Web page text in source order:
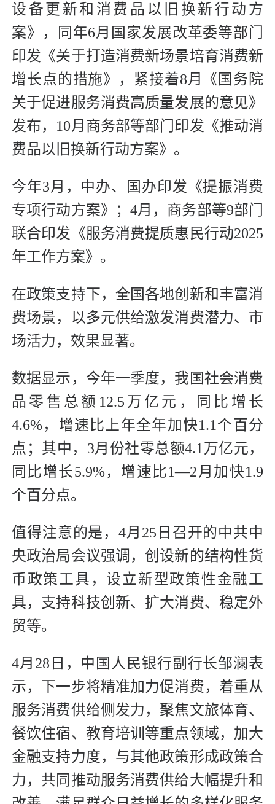
设备更新和消费品以旧换新行动方
案》，同年6月国家发展改革委等部门
印发《关于打造消费新场景培育消费新
增长点的措施》，紧接着8月《国务院
关于促进服务消费高质量发展的意见》
发布，10月商务部等部门印发《推动消
费品以旧换新行动方案》。
今年3月，中办、国办印发《提振消费
专项行动方案》；4月，商务部等9部门
联合印发《服务消费提质惠民行动2025
年工作方案》。
在政策支持下，全国各地创新和丰富消
费场景，以多元供给激发消费潜力、市
场活力，效果显著。
数据显示，今年一季度，我国社会消费
品零售总额12.5万亿元，同比增长
4.6%，增速比上年全年加快1.1个百分
点；其中，3月份社零总额4.1万亿元，
同比增长5.9%，增速比1—2月加快1.9
个百分点。
值得注意的是，4月25日召开的中共中
央政治局会议强调，创设新的结构性货
币政策工具，设立新型政策性金融工
具，支持科技创新、扩大消费、稳定外
贸等。
4月28日，中国人民银行副行长邹澜表
示，下一步将精准加力促消费，着重从
服务消费供给侧发力，聚焦文旅体育、
餐饮住宿、教育培训等重点领域，加大
金融支持力度，与其他政策形成政策合
力，共同推动服务消费供给大幅提升和